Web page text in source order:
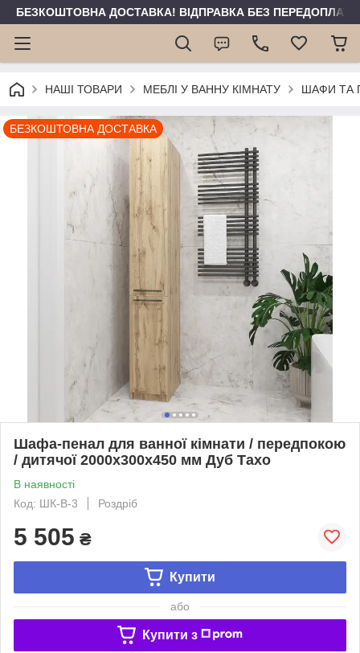
БЕЗКОШТОВНА ДОСТАВКА! ВІДПРАВКА БЕЗ ПЕРЕДОПЛАТИ
НАШІ ТОВАРИ МЕБЛІ У ВАННУ КІМНАТУ ШАФИ ТА
БЕЗКОШТОВНА ДОСТАВКА
Шафа-пенал для ванної кімнати / передпокою
/ дитячої 2000х300х450 мм Дуб Тахо
В наявності
Код: ШК-В-3
Роздріб
5 505 ₴
Купити
або
Купити з